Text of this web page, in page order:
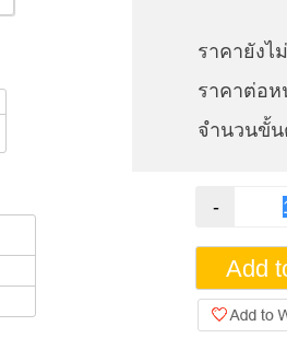
ราคายังไ
ราคาต่อห
จำนวนขั้น